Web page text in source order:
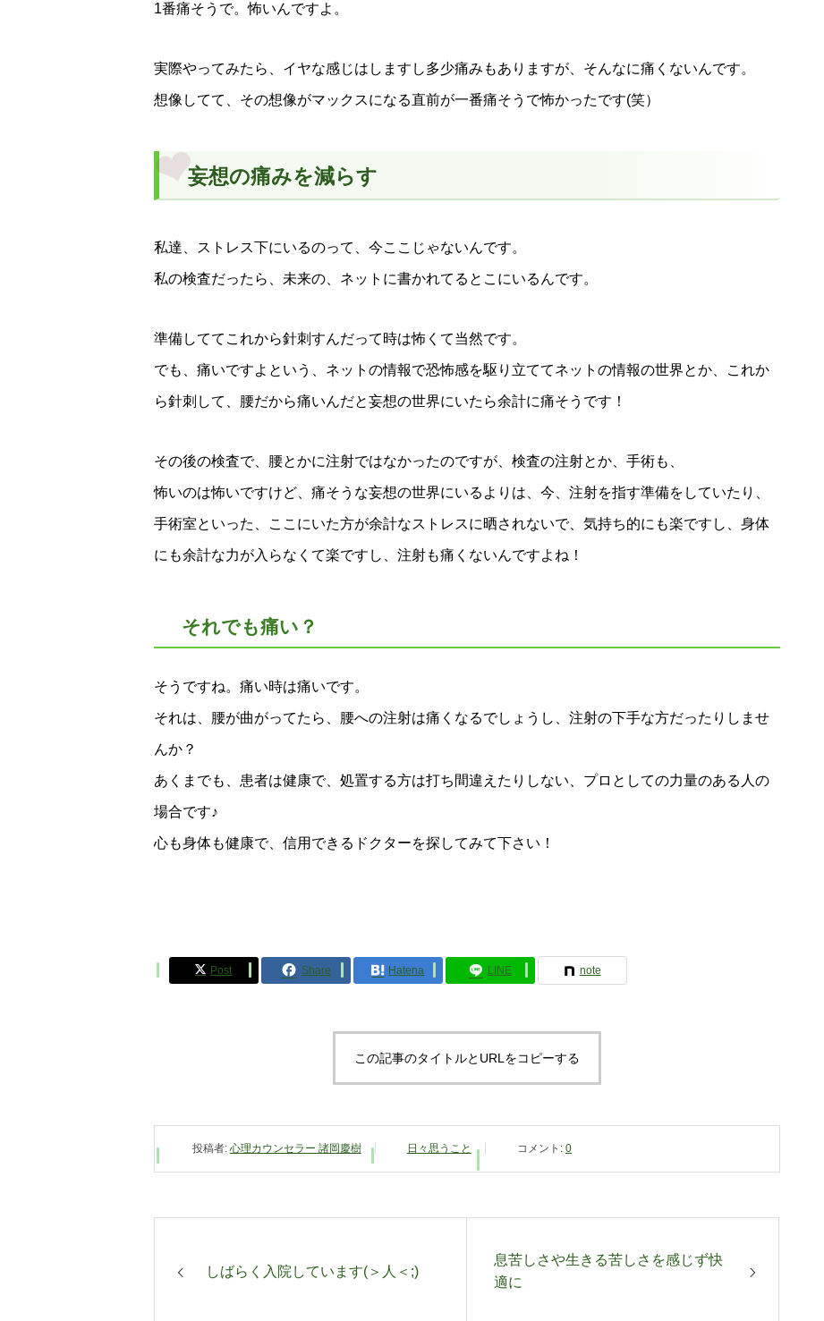
1番痛そうで。怖いんですよ。
実際やってみたら、イヤな感じはしますし多少痛みもありますが、そんなに痛くないんです。
想像してて、その想像がマックスになる直前が一番痛そうで怖かったです(笑）
妄想の痛みを減らす
私達、ストレス下にいるのって、今ここじゃないんです。
私の検査だったら、未来の、ネットに書かれてるとこにいるんです。
準備しててこれから針刺すんだって時は怖くて当然です。
でも、痛いですよという、ネットの情報で恐怖感を駆り立ててネットの情報の世界とか、これか
ら針刺して、腰だから痛いんだと妄想の世界にいたら余計に痛そうです！
その後の検査で、腰とかに注射ではなかったのですが、検査の注射とか、手術も、
怖いのは怖いですけど、痛そうな妄想の世界にいるよりは、今、注射を指す準備をしていたり、
手術室といった、ここにいた方が余計なストレスに晒されないで、気持ち的にも楽ですし、身体
にも余計な力が入らなくて楽ですし、注射も痛くないんですよね！
それでも痛い？
そうですね。痛い時は痛いです。
それは、腰が曲がってたら、腰への注射は痛くなるでしょうし、注射の下手な方だったりしませ
んか？
あくまでも、患者は健康で、処置する方は打ち間違えたりしない、プロとしての力量のある人の
場合です♪
心も身体も健康で、信用できるドクターを探してみて下さい！
Post Share Hatena LINE note
この記事のタイトルとURLをコピーする
投稿者: 心理カウンセラー 諸岡慶樹 日々思うこと コメント: 0
しばらく入院しています(＞人＜;)
息苦しさや生きる苦しさを感じず快
適に